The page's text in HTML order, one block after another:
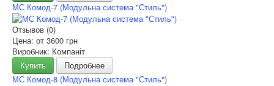
МС Комод-7 (Модульна система "Стиль")
Отзывов (0)
Цена: от 3600 грн
Виробник: Компаніт
Купить
Подробнее
МС Комод-8 (Модульна система "Стиль")